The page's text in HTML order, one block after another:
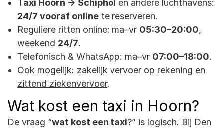
Taxi Hoorn → Schiphol en andere luchthavens:
24/7 vooraf online te reserveren.
Reguliere ritten online: ma–vr 05:30–20:00,
weekend 24/7.
Telefonisch & WhatsApp: ma–vr 07:00–18:00.
Ook mogelijk: zakelijk vervoer op rekening en
zittend ziekenvervoer.
Wat kost een taxi in Hoorn?
De vraag “wat kost een taxi?” is logisch. Bij Den